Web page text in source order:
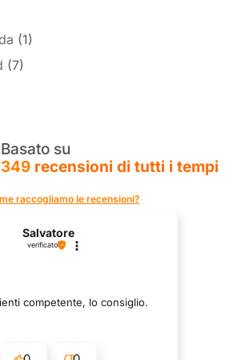
(1)
(7)
Basato su
349recensioni di tutti i tempi
raccogliamo le recensioni?
Salvatore
verificato
competente, lo consiglio.